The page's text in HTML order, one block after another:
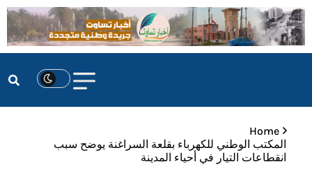
Home
المكتب الوطني للكهرباء بقلعة السراغنة يوضح سبب
انقطاعات التيار في أحياء المدينة